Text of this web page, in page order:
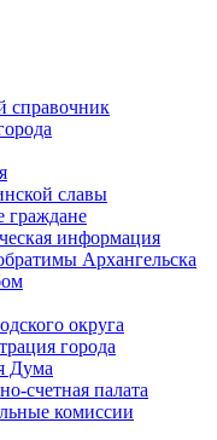
справочник
славы
граждане
информация
Архангельска
округа
города
Дума
счетная палата
комиссии